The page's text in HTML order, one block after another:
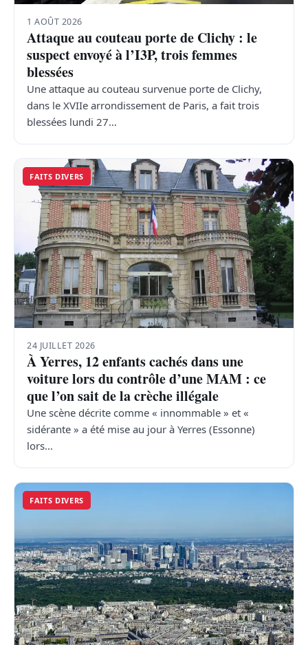
1 AOÛT 2026
Attaque au couteau porte de Clichy : le
suspect envoyé à l’I3P, trois femmes
blessées
Une attaque au couteau survenue porte de Clichy,
dans le XVIIe arrondissement de Paris, a fait trois
blessées lundi 27…
FAITS DIVERS
24 JUILLET 2026
À Yerres, 12 enfants cachés dans une
voiture lors du contrôle d’une MAM : ce
que l’on sait de la crèche illégale
Une scène décrite comme « innommable » et «
sidérante » a été mise au jour à Yerres (Essonne)
lors…
FAITS DIVERS